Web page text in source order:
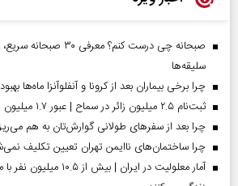
صبحانه چی درست کنم؟
سلیقه‌ها
چرا برخی بیماران بعد از کرونا و آنفلوآنزا ماه‌ها
ثبت‌نام ۲.۵ میلیون زائر در سماح | عبور ۱.۷ میلیون نفر از مرز‌های اربعین
چرا بعد از سفرهای طولانی گوارش‌تان به هم
چرا ساختمان‌های ناایمن تهران تعیین تکلیف
آمار معلولیت در ایران |